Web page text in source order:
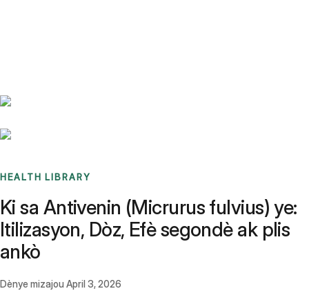
HEALTH LIBRARY
Ki sa Antivenin (Micrurus fulvius) ye:
Itilizasyon, Dòz, Efè segondè ak plis
ankò
Dènye mizajou April 3, 2026